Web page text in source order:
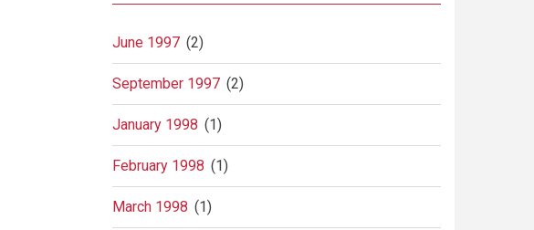
June 1997 (2)
September 1997 (2)
January 1998 (1)
February 1998 (1)
March 1998 (1)